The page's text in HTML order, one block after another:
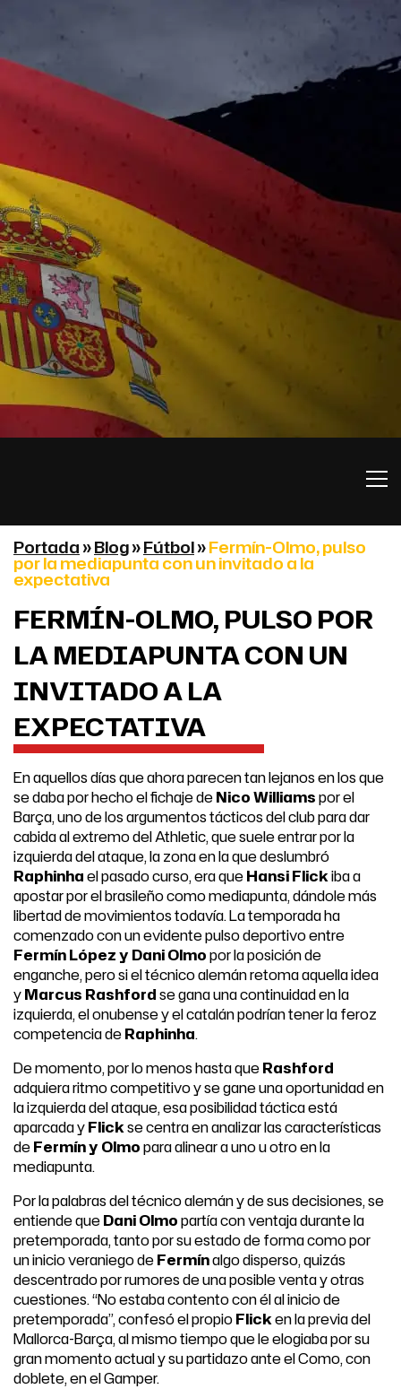
Portada»Blog»Fútbol»Fermín-Olmo, pulso
por la mediapunta con un invitado a la
expectativa
FERMÍN-OLMO, PULSO POR
LA MEDIAPUNTA CON UN
INVITADO A LA
EXPECTATIVA
En aquellos días que ahora parecen tan lejanos en los que
se daba por hecho el fichaje deNico Williamspor el
Barça, uno de los argumentos tácticos del club para dar
cabida al extremo del Athletic, que suele entrar por la
izquierda del ataque, la zona en la que deslumbró
Raphinhael pasado curso, era queHansi Flickiba a
apostar por el brasileño como mediapunta, dándole más
libertad de movimientos todavía. La temporada ha
comenzado con un evidente pulso deportivo entre
Fermín López y Dani Olmopor la posición de
enganche, pero si el técnico alemán retoma aquella idea
yMarcus Rashfordse gana una continuidad en la
izquierda, el onubense y el catalán podrían tener la feroz
competencia deRaphinha.
De momento, por lo menos hasta queRashford
adquiera ritmo competitivo y se gane una oportunidad en
la izquierda del ataque, esa posibilidad táctica está
aparcada yFlickse centra en analizar las características
deFermín y Olmopara alinear a uno u otro en la
mediapunta.
Por la palabras del técnico alemán y de sus decisiones, se
entiende queDani Olmopartía con ventaja durante la
pretemporada, tanto por su estado de forma como por
un inicio veraniego deFermínalgo disperso, quizás
descentrado por rumores de una posible venta y otras
cuestiones. “No estaba contento con él al inicio de
pretemporada”, confesó el propioFlicken la previa del
Mallorca-Barça, al mismo tiempo que le elogiaba por su
gran momento actual y su partidazo ante el Como, con
doblete, en el Gamper.